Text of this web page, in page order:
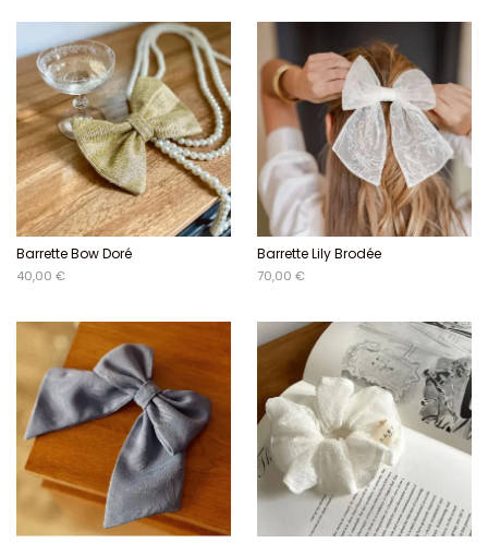
Barrette Bow Doré
40,00 €
Barrette Lily Brodée
70,00 €